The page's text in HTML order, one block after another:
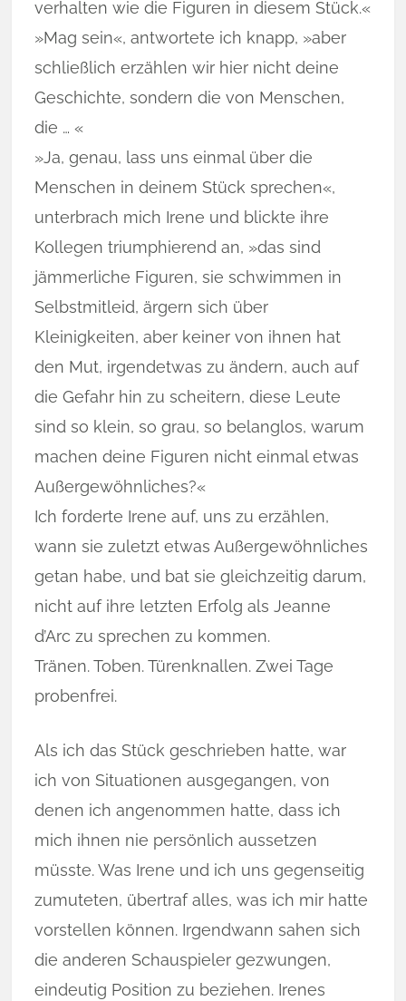
verhalten wie die Figuren in diesem Stück.«
»Mag sein«, antwortete ich knapp, »aber
schließlich erzählen wir hier nicht deine
Geschichte, sondern die von Menschen,
die … «
»Ja, genau, lass uns einmal über die
Menschen in deinem Stück sprechen«,
unterbrach mich Irene und blickte ihre
Kollegen triumphierend an, »das sind
jämmerliche Figuren, sie schwimmen in
Selbstmitleid, ärgern sich über
Kleinigkeiten, aber keiner von ihnen hat
den Mut, irgendetwas zu ändern, auch auf
die Gefahr hin zu scheitern, diese Leute
sind so klein, so grau, so belanglos, warum
machen deine Figuren nicht einmal etwas
Außergewöhnliches?«
Ich forderte Irene auf, uns zu erzählen,
wann sie zuletzt etwas Außergewöhnliches
getan habe, und bat sie gleichzeitig darum,
nicht auf ihre letzten Erfolg als Jeanne
d’Arc zu sprechen zu kommen.
Tränen. Toben. Türenknallen. Zwei Tage
probenfrei.
Als ich das Stück geschrieben hatte, war
ich von Situationen ausgegangen, von
denen ich angenommen hatte, dass ich
mich ihnen nie persönlich aussetzen
müsste. Was Irene und ich uns gegenseitig
zumuteten, übertraf alles, was ich mir hatte
vorstellen können. Irgendwann sa­hen sich
die anderen Schau­spie­ler gezwungen,
eindeutig Position zu beziehen. Irenes